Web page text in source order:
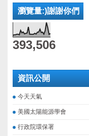
瀏覽量:)謝謝你們
393,506
資訊公開
今天天氣
美國太陽能源學會
行政院環保署